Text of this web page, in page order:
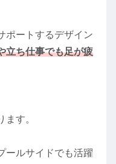
ポートするデザイン
立ち仕事でも足が疲
す。
ールサイドでも活躍